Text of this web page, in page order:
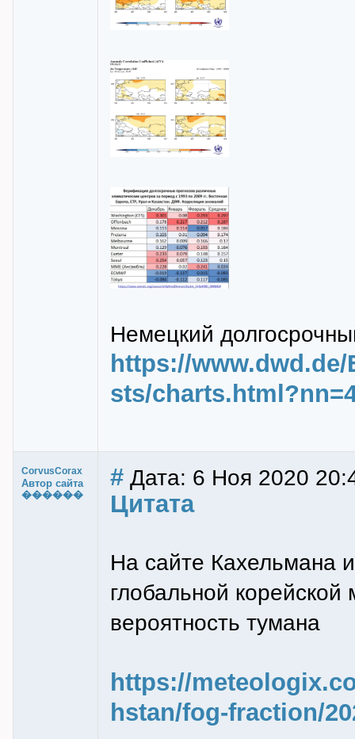
Немецкий
https://
sts/
CorvusCorax
Автор сайта
������
# Дата: 6 Ноя 2020
Цитата
На сайте Кахельмана
глобальной
вероятность тумана
https://
hstan/fog-fraction/